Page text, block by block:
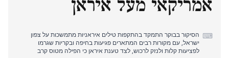
אמריקאי מעל איראן
⌨ הסיקור בבוקר התמקד בהתקפות טילים איראניות מתמשכות על צפון
ישראל, עם מקורות רבים המתארים פגיעות בחיפה ובקריות שגרמו
לפציעות קלות ולנזק לרכוש, לצד טענת איראן כי הפילה מטוס קרב